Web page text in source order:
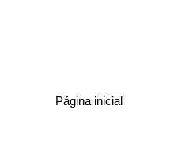
Página inicial